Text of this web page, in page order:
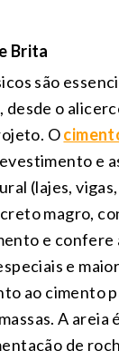
Brita
são
o
O
e
(lajes,
magro,
e
e
ao cimento
A areia
de